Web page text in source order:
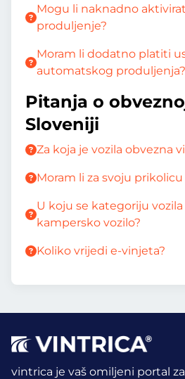
Mogu li naknadno
produljenje?
Moram li dodatno platiti
automatskog produljenja?
Pitanja o
Sloveniji
Za koja je vozila obvezna
Moram li za svoju
U koju se kategoriju
kampersko vozilo?
Koliko vrijedi e-vinjeta?
vintrica je vaš omiljeni portal